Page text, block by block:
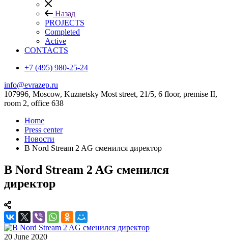
Назад
PROJECTS
Completed
Active
CONTACTS
+7 (495) 980-25-24
info@evrazep.ru
107996, Moscow, Kuznetsky Most street, 21/5, 6 floor, premise II,
room 2, office 638
Home
Press center
Новости
В Nord Stream 2 AG сменился директор
В Nord Stream 2 AG сменился
директор
20 June 2020